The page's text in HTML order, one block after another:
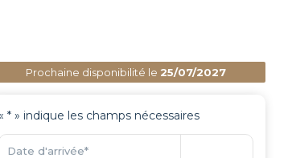
Prochaine disponibilité le 25/07/2027
« * » indique les champs nécessaires
Date d'arrivée*